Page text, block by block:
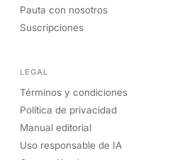
Pauta con nosotros
Suscripciones
LEGAL
Términos y condiciones
Política de privacidad
Manual editorial
Uso responsable de IA